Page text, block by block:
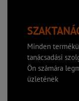
Minden
tanácsadási
Ön számára
üzletének